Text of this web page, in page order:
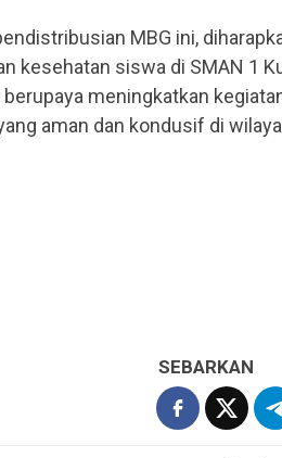
MBG ini,
kesehatan siswa di SMAN 1
meningkatkan
aman dan kondusif di
SEBARKAN